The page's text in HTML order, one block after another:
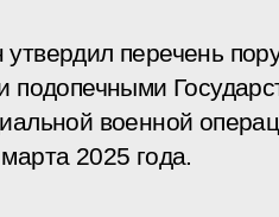
перечень
подопечными
военной
2025 года.